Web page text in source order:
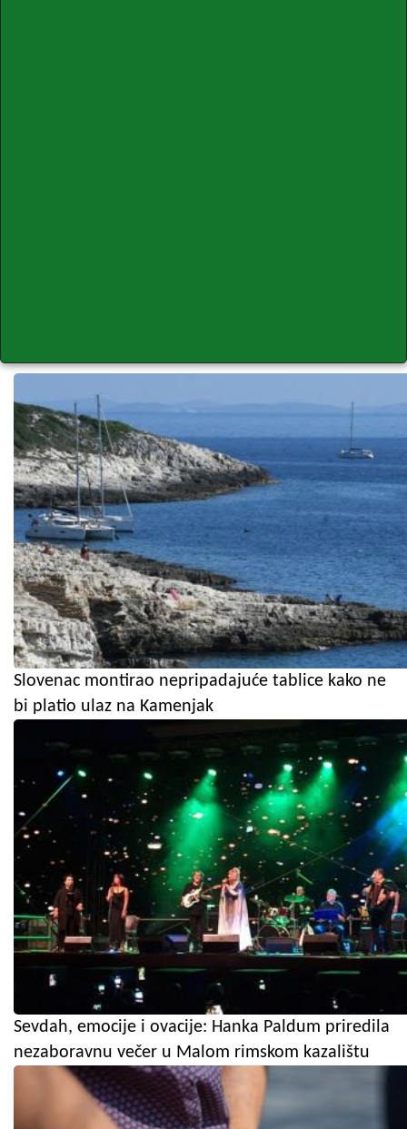
Slovenac montirao nepripadajuće tablice kako ne
bi platio ulaz na Kamenjak
Sevdah, emocije i ovacije: Hanka Paldum priredila
nezaboravnu večer u Malom rimskom kazalištu